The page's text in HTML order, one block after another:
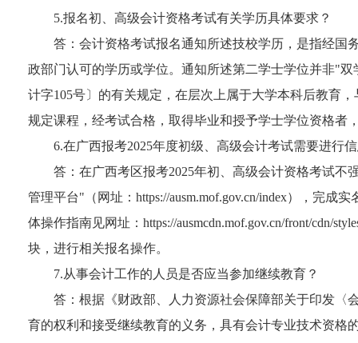
5.报名初、高级会计资格考试有关学历具体要求？
答：会计资格考试报名通知所述技校学历，是指经国
政部门认可的学历或学位。通知所述第二学士学位并非"
计字105号〕的有关规定，在层次上属于大学本科后教育
规定课程，经考试合格，取得毕业和授予学士学位资格者
6.在广西报考2025年度初级、高级会计考试需要进行
答：在广西考区报考2025年初、高级会计资格考试
管理平台"（网址：https://ausm.mof.gov.cn/index），完
体操作指南见网址：https://ausmcdn.mof.gov.cn/front/cdn/
块，进行相关报名操作。
7.从事会计工作的人员是否应当参加继续教育？
答：根据《财政部、人力资源社会保障部关于印发〈
育的权利和接受继续教育的义务，具有会计专业技术资格